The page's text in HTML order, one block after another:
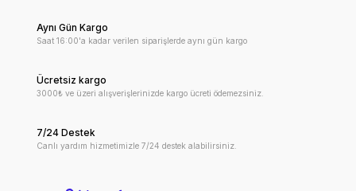
Aynı Gün Kargo
Saat 16:00'a kadar verilen siparişlerde aynı gün kargo
Ücretsiz kargo
3000₺ ve üzeri alışverişlerinizde kargo ücreti ödemezsiniz.
7/24 Destek
Canlı yardım hizmetimizle 7/24 destek alabilirsiniz.